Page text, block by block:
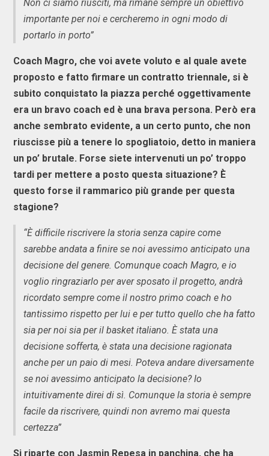
Non ci siamo riusciti, ma rimane sempre un obiettivo
importante per noi e cercheremo in ogni modo di
portarlo in porto”
Coach Magro, che voi avete voluto e al quale avete
proposto e fatto firmare un contratto triennale, si è
subito conquistato la piazza perché oggettivamente
era un bravo coach ed è una brava persona. Però era
anche sembrato evidente, a un certo punto, che non
riuscisse più a tenere lo spogliatoio, detto in maniera
un po’ brutale. Forse siete intervenuti un po’ troppo
tardi per mettere a posto questa situazione? È
questo forse il rammarico più grande per questa
stagione?
“È difficile riscrivere la storia senza capire come
sarebbe andata a finire se noi avessimo anticipato una
decisione del genere. Comunque coach Magro, e io
voglio ringraziarlo per aver sposato il progetto, andrà
ricordato sempre come il nostro primo coach e ho
tantissimo rispetto per lui e per tutto quello che ha fatto
sia per noi sia per il basket italiano. È stata una
decisione sofferta, è stata una decisione ragionata
anche per un paio di mesi. Poteva andare diversamente
se noi avessimo anticipato la decisione? Io
intuitivamente direi di sì. Comunque la storia è sempre
facile da riscrivere, quindi non avremo mai questa
certezza”
Si riparte con Jasmin Repesa in panchina, che ha